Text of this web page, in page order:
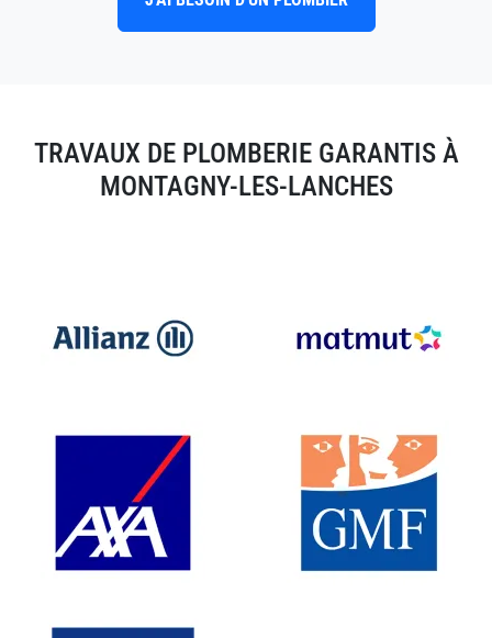
TRAVAUX DE PLOMBERIE GARANTIS À
MONTAGNY-LES-LANCHES